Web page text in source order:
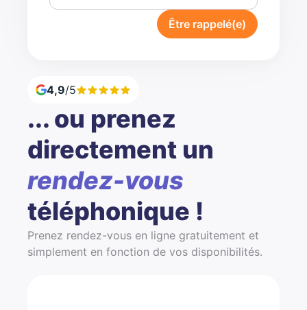
Être rappelé(e)
4,9/5
... ou prenez
directement un
rendez-vous
téléphonique !
Prenez rendez-vous en ligne gratuitement et
simplement en fonction de vos disponibilités.